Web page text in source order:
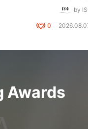
0
by
Awards